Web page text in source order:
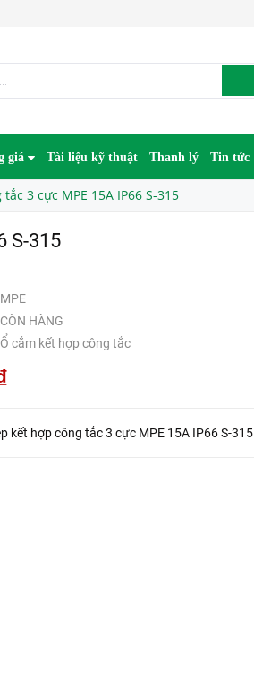
giá Tài liệu kỹ thuật Thanh lý Tin tức
3 cực MPE 15A IP66 S-315
S-315
MPE
CÒN HÀNG
Ổ cắm kết hợp công tắc
kết hợp công tắc 3 cực MPE 15A IP66 S-315